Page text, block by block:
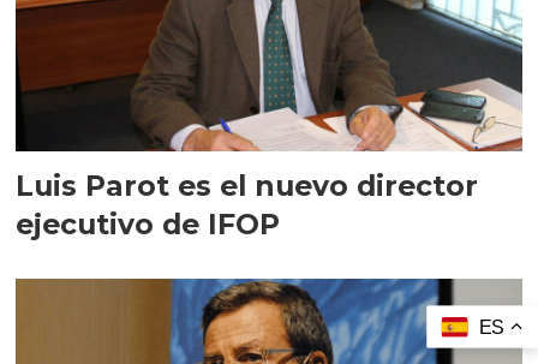
Luis Parot es el nuevo director
ejecutivo de IFOP
ES